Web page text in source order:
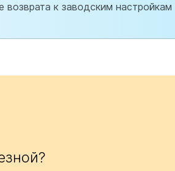
возврата к заводским